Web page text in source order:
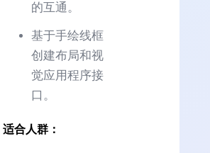
的互通。
基于手绘线框
创建布局和视
觉应用程序接
口。
适合人群：